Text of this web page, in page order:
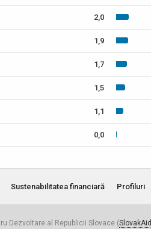
2,0
1,9
1,7
1,5
1,1
0,0
Sustenabilitatea financiară Profiluri
Dezvoltare al Republicii Slovace (SlovakAid